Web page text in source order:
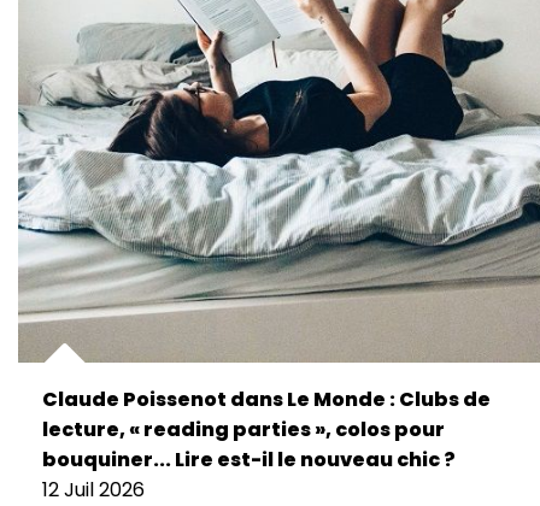
Claude Poissenot dans Le Monde : Clubs de
lecture, « reading parties », colos pour
bouquiner... Lire est-il le nouveau chic ?
12 Juil 2026